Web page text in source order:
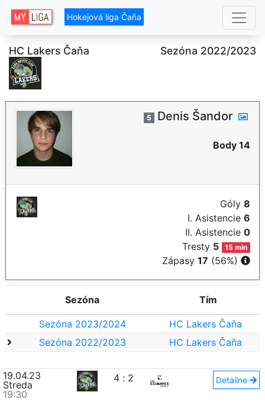
Hokejová liga Čaňa
HC Lakers Čaňa Sezóna 2022/2023
5 Denis Šandor
Body 14
Góly 8
I. Asistencie 6
II. Asistencie 0
Tresty 5 15 min
Zápasy 17 (56%)
Sezóna Tím
Sezóna 2023/2024
HC Lakers Čaňa
Sezóna 2022/2023
HC Lakers Čaňa
19.04.23
Streda
19:30
4 : 2 Detailne